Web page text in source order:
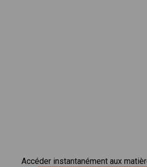
Accéder instantanément aux